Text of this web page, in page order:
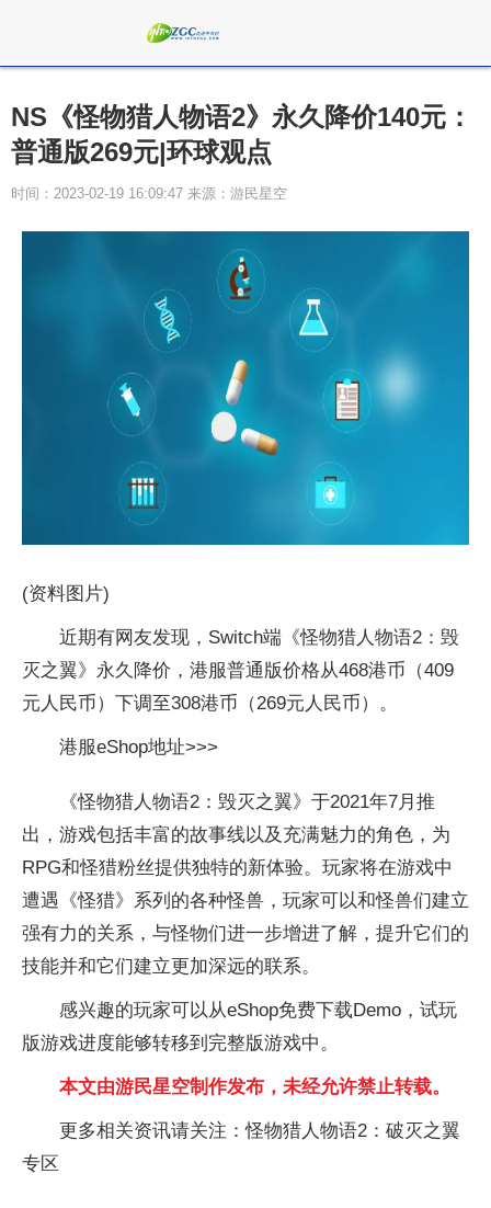
NS《怪物猎人物语2》永久降价140元：
普通版269元|环球观点
时间：2023-02-19 16:09:47 来源：游民星空
(资料图片)
近期有网友发现，Switch端《怪物猎人物语2：毁
灭之翼》永久降价，港服普通版价格从468港币（409
元人民币）下调至308港币（269元人民币）。
港服eShop地址>>>
《怪物猎人物语2：毁灭之翼》于2021年7月推
出，游戏包括丰富的故事线以及充满魅力的角色，为
RPG和怪猎粉丝提供独特的新体验。玩家将在游戏中
遭遇《怪猎》系列的各种怪兽，玩家可以和怪兽们建立
强有力的关系，与怪物们进一步增进了解，提升它们的
技能并和它们建立更加深远的联系。
感兴趣的玩家可以从eShop免费下载Demo，试玩
版游戏进度能够转移到完整版游戏中。
本文由游民星空制作发布，未经允许禁止转载。
更多相关资讯请关注：怪物猎人物语2：破灭之翼
专区